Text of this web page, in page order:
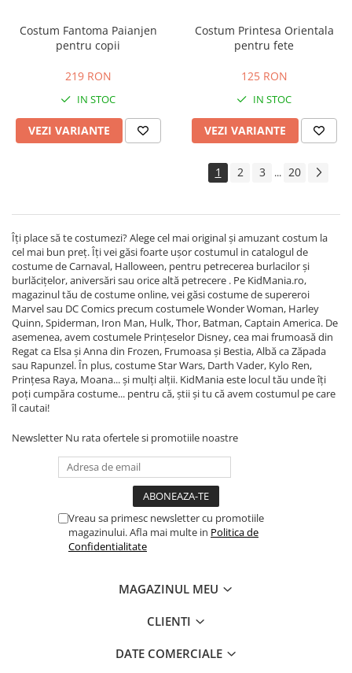
Costum Fantoma Paianjen
pentru copii
219 RON
IN STOC
VEZI VARIANTE
Costum Printesa Orientala
pentru fete
125 RON
IN STOC
VEZI VARIANTE
1 2 3 ... 20
Îți place să te costumezi? Alege cel mai original și amuzant costum la
cel mai bun preț. Îți vei găsi foarte ușor costumul in catalogul de
costume de Carnaval, Halloween, pentru petrecerea burlacilor și
burlăcițelor, aniversări sau orice altă petrecere . Pe KidMania.ro,
magazinul tău de costume online, vei găsi costume de supereroi
Marvel sau DC Comics precum costumele Wonder Woman, Harley
Quinn, Spiderman, Iron Man, Hulk, Thor, Batman, Captain America. De
asemenea, avem costumele Prințeselor Disney, cea mai frumoasă din
Regat ca Elsa și Anna din Frozen, Frumoasa și Bestia, Albă ca Zăpada
sau Rapunzel. În plus, costume Star Wars, Darth Vader, Kylo Ren,
Prințesa Raya, Moana... și mulți alții. KidMania este locul tău unde îți
poți cumpăra costume... pentru că, știi și tu că avem costumul pe care
îl cautai!
Newsletter Nu rata ofertele si promotiile noastre
Vreau sa primesc newsletter cu promotiile
magazinului. Afla mai multe in Politica de
Confidentialitate
MAGAZINUL MEU
CLIENTI
DATE COMERCIALE